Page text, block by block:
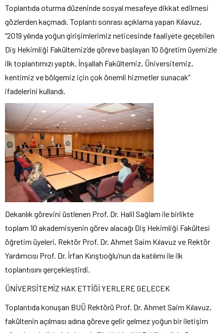
Toplantıda oturma düzeninde sosyal mesafeye dikkat edilmesi
gözlerden kaçmadı. Toplantı sonrası açıklama yapan Kılavuz,
“2019 yılında yoğun girişimlerimiz neticesinde faaliyete geçebilen
Diş Hekimliği Fakültemiz’de göreve başlayan 10 öğretim üyemizle
ilk toplantımızı yaptık. İnşallah Fakültemiz, Üniversitemiz,
kentimiz ve bölgemiz için çok önemli hizmetler sunacak”
ifadelerini kullandı.
Dekanlık görevini üstlenen Prof. Dr. Halil Sağlam ile birlikte
toplam 10 akademisyenin görev alacağı Diş Hekimliği Fakültesi
öğretim üyeleri, Rektör Prof. Dr. Ahmet Saim Kılavuz ve Rektör
Yardımcısı Prof. Dr. İrfan Kırıştıoğlu’nun da katılımı ile ilk
toplantısını gerçekleştirdi.
ÜNİVERSİTEMİZ HAK ETTİĞİ YERLERE GELECEK
Toplantıda konuşan BUÜ Rektörü Prof. Dr. Ahmet Saim Kılavuz,
fakültenin açılması adına göreve gelir gelmez yoğun bir iletişim